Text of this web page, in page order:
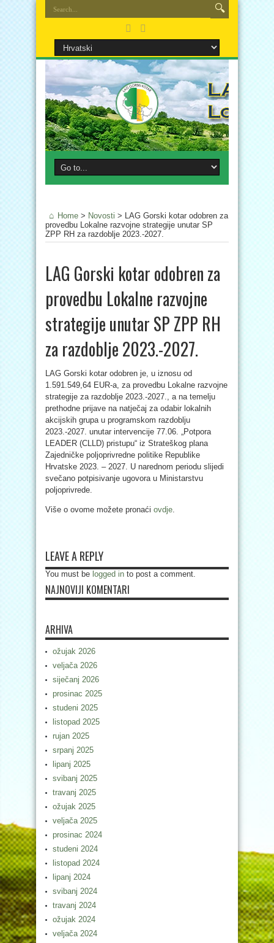
Home > Novosti > LAG Gorski kotar odobren za
provedbu Lokalne razvojne strategije unutar SP
ZPP RH za razdoblje 2023.-2027.
LAG Gorski kotar odobren za
provedbu Lokalne razvojne
strategije unutar SP ZPP RH
za razdoblje 2023.-2027.
LAG Gorski kotar odobren je, u iznosu od
1.591.549,64 EUR-a, za provedbu Lokalne razvojne
strategije za razdoblje 2023.-2027., a na temelju
prethodne prijave na natječaj za odabir lokalnih
akcijskih grupa u programskom razdoblju
2023.-2027. unutar intervencije 77.06. „Potpora
LEADER (CLLD) pristupu“ iz Strateškog plana
Zajedničke poljoprivredne politike Republike
Hrvatske 2023. – 2027. U narednom periodu slijedi
svečano potpisivanje ugovora u Ministarstvu
poljoprivrede.
Više o ovome možete pronaći ovdje.
LEAVE A REPLY
You must be logged in to post a comment.
NAJNOVIJI KOMENTARI
ARHIVA
ožujak 2026
veljača 2026
siječanj 2026
prosinac 2025
studeni 2025
listopad 2025
rujan 2025
srpanj 2025
lipanj 2025
svibanj 2025
travanj 2025
ožujak 2025
veljača 2025
prosinac 2024
studeni 2024
listopad 2024
lipanj 2024
svibanj 2024
travanj 2024
ožujak 2024
veljača 2024